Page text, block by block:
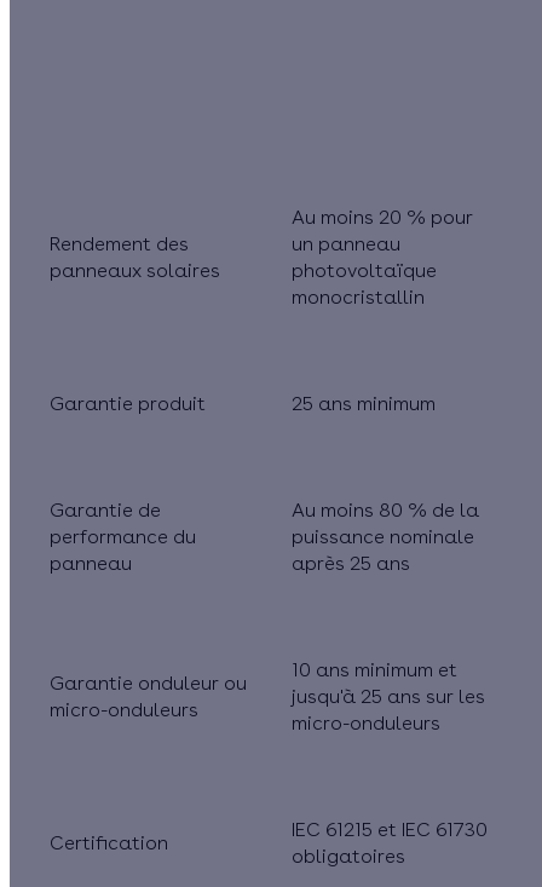
Rendement des
panneaux solaires
Au moins 20 % pour
un panneau
photovoltaïque
monocristallin
Garantie produit 25 ans minimum
Garantie de
performance du
panneau
Au moins 80 % de la
puissance nominale
après 25 ans
Garantie onduleur ou
micro-onduleurs
10 ans minimum et
jusqu'à 25 ans sur les
micro-onduleurs
Certification
IEC 61215 et IEC 61730
obligatoires